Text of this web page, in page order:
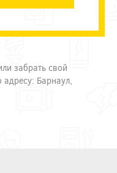
забрать свой
Барнаул,